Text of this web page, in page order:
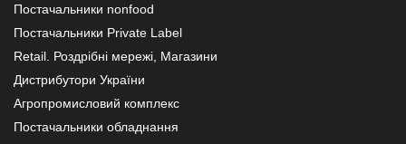
Постачальники nonfood
Постачальники Private Label
Retail. Роздрібні мережі, Магазини
Дистрибутори України
Агропромисловий комплекс
Постачальники обладнання